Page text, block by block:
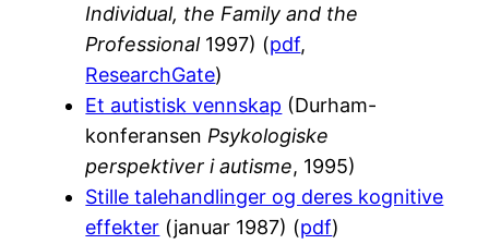
Individual, the Family and the
Professional1997) (pdf,
ResearchGate)
Et autistisk vennskap (Durham-
konferansen Psykologiske
perspektiver i autisme, 1995)
Stille talehandlinger og deres kognitive
effekter (januar 1987) (pdf)